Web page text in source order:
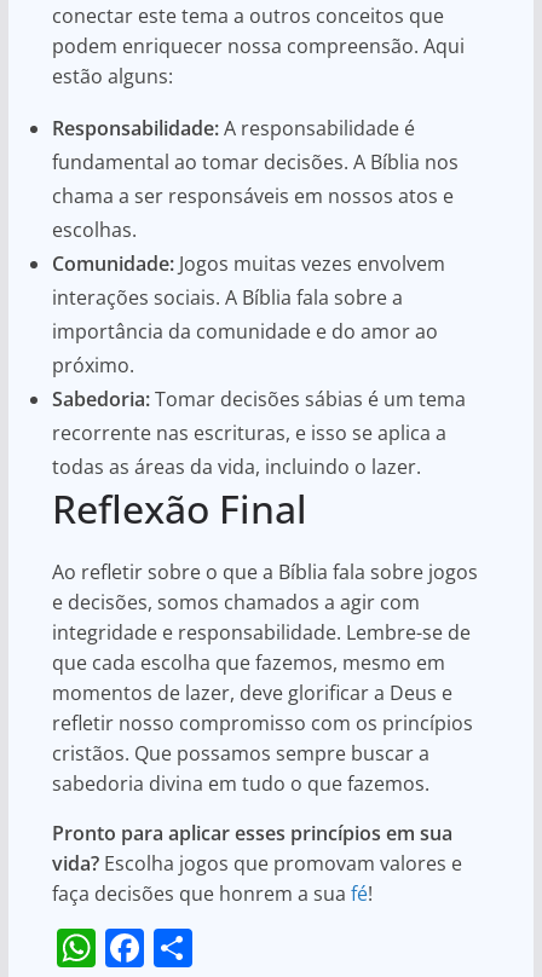
conectar este tema a outros conceitos que
podem enriquecer nossa compreensão. Aqui
estão alguns:
Responsabilidade:A responsabilidade é
fundamental ao tomar decisões. A Bíblia nos
chama a ser responsáveis em nossos atos e
escolhas.
Comunidade:Jogos muitas vezes envolvem
interações sociais. A Bíblia fala sobre a
importância da comunidade e do amor ao
próximo.
Sabedoria:Tomar decisões sábias é um tema
recorrente nas escrituras, e isso se aplica a
todas as áreas da vida, incluindo o lazer.
Reflexão Final
Ao refletir sobre o que a Bíblia fala sobre jogos
e decisões, somos chamados a agir com
integridade e responsabilidade. Lembre-se de
que cada escolha que fazemos, mesmo em
momentos de lazer, deve glorificar a Deus e
refletir nosso compromisso com os princípios
cristãos. Que possamos sempre buscar a
sabedoria divina em tudo o que fazemos.
Pronto para aplicar esses princípios em sua
vida?Escolha jogos que promovam valores e
faça decisões que honrem a sua fé!
W F S